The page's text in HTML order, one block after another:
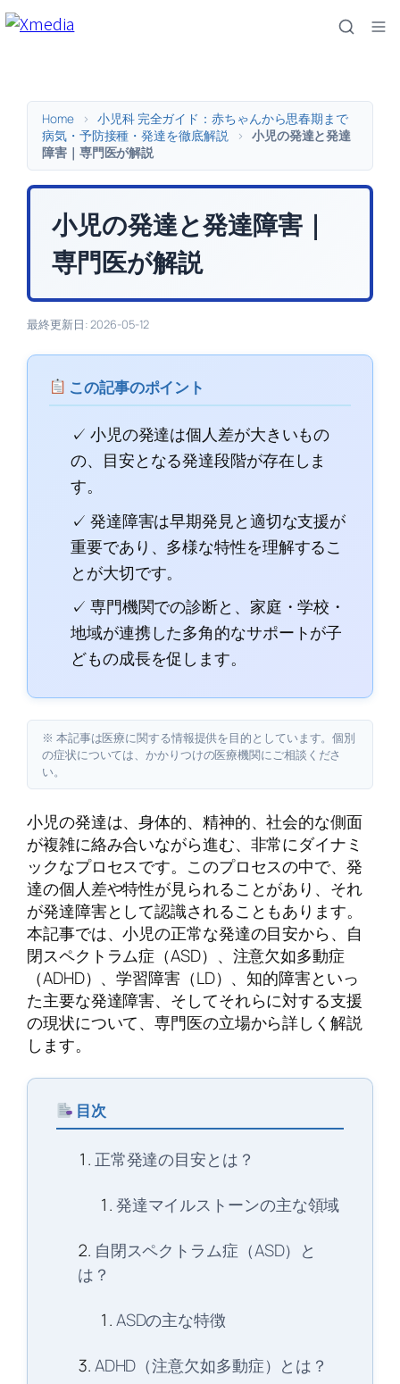
内
Home >
小児科 完全ガイド：赤ちゃんから思春期まで
病気・予防接種・発達を徹底解説
>
小児の発達と発達
障害｜専門医が解説
小児の発達と発達障害｜
専門医が解説
最終更新日: 2026-05-12
この記事のポイント
✓ 小児の発達は個人差が大きいもの
の、目安となる発達段階が存在しま
す。
✓ 発達障害は早期発見と適切な支援が
重要であり、多様な特性を理解するこ
とが大切です。
✓ 専門機関での診断と、家庭・学校・
地域が連携した多角的なサポートが子
どもの成長を促します。
※ 本記事は医療に関する情報提供を目的としています。個別
の症状については、かかりつけの医療機関にご相談くださ
い。
小児の発達は、身体的、精神的、社会的な側面
が複雑に絡み合いながら進む、非常にダイナミ
ックなプロセスです。このプロセスの中で、発
達の個人差や特性が見られることがあり、それ
が発達障害として認識されることもあります。
本記事では、小児の正常な発達の目安から、自
閉スペクトラム症（ASD）、注意欠如多動症
（ADHD）、学習障害（LD）、知的障害といっ
た主要な発達障害、そしてそれらに対する支援
の現状について、専門医の立場から詳しく解説
します。
目次
正常発達の目安とは？
発達マイルストーンの主な領域
自閉スペクトラム症（ASD）と
は？
ASDの主な特徴
ADHD（注意欠如多動症）とは？